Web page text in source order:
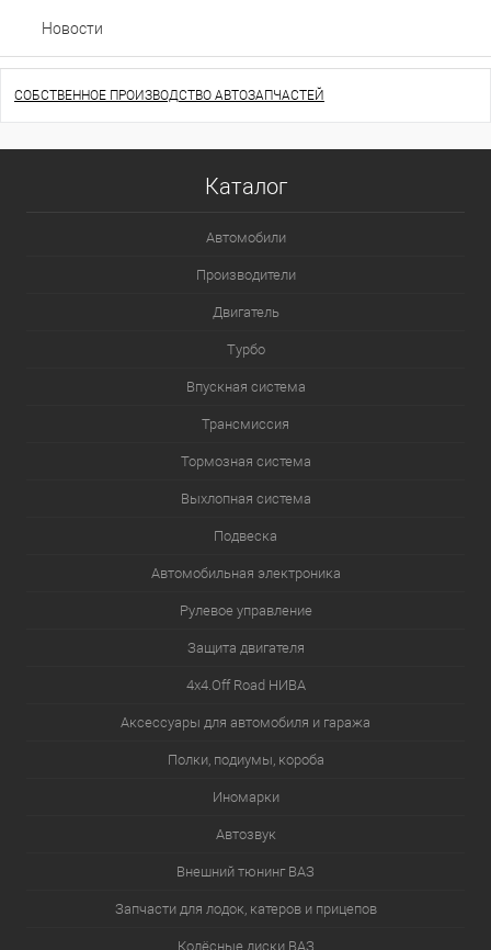
Новости
СОБСТВЕННОЕ ПРОИЗВОДСТВО АВТОЗАПЧАСТЕЙ
Каталог
Автомобили
Производители
Двигатель
Турбо
Впускная система
Трансмиссия
Тормозная система
Выхлопная система
Подвеска
Автомобильная электроника
Рулевое управление
Защита двигателя
4х4.Off Road НИВА
Аксессуары для автомобиля и гаража
Полки, подиумы, короба
Иномарки
Автозвук
Внешний тюнинг ВАЗ
Запчасти для лодок, катеров и прицепов
Колёсные диски ВАЗ